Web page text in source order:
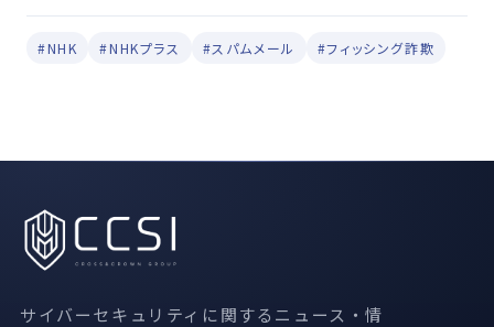
#NHK #NHKプラス #スパムメール #フィッシング詐欺
サイバーセキュリティに関するニュース・情